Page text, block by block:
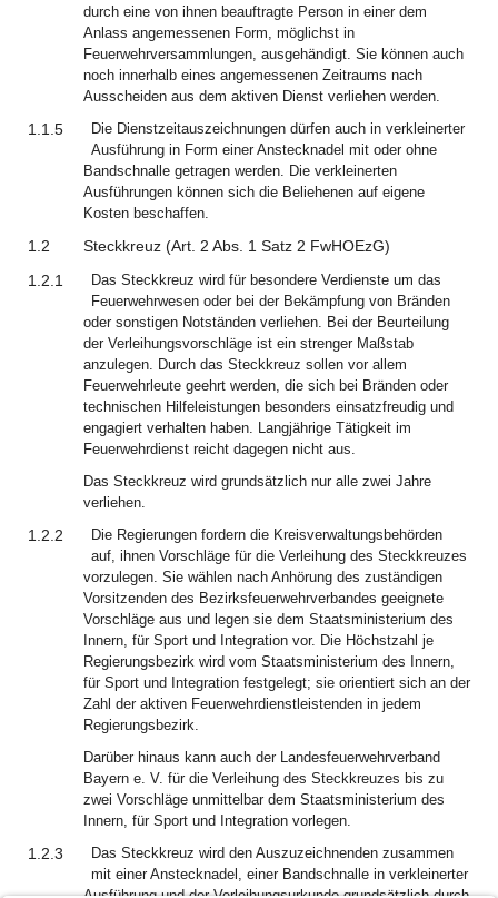
durch eine von ihnen beauftragte Person in einer dem
Anlass angemessenen Form, möglichst in
Feuerwehrversammlungen, ausgehändigt. Sie können auch
noch innerhalb eines angemessenen Zeitraums nach
Ausscheiden aus dem aktiven Dienst verliehen werden.
1.1.5
Die Dienstzeitauszeichnungen dürfen auch in verkleinerter
Ausführung in Form einer Anstecknadel mit oder ohne
Bandschnalle getragen werden. Die verkleinerten
Ausführungen können sich die Beliehenen auf eigene
Kosten beschaffen.
1.2 Steckkreuz (Art. 2 Abs. 1 Satz 2 FwHOEzG)
1.2.1
Das Steckkreuz wird für besondere Verdienste um das
Feuerwehrwesen oder bei der Bekämpfung von Bränden
oder sonstigen Notständen verliehen. Bei der Beurteilung
der Verleihungsvorschläge ist ein strenger Maßstab
anzulegen. Durch das Steckkreuz sollen vor allem
Feuerwehrleute geehrt werden, die sich bei Bränden oder
technischen Hilfeleistungen besonders einsatzfreudig und
engagiert verhalten haben. Langjährige Tätigkeit im
Feuerwehrdienst reicht dagegen nicht aus.
Das Steckkreuz wird grundsätzlich nur alle zwei Jahre
verliehen.
1.2.2
Die Regierungen fordern die Kreisverwaltungsbehörden
auf, ihnen Vorschläge für die Verleihung des Steckkreuzes
vorzulegen. Sie wählen nach Anhörung des zuständigen
Vorsitzenden des Bezirksfeuerwehrverbandes geeignete
Vorschläge aus und legen sie dem Staatsministerium des
Innern, für Sport und Integration vor. Die Höchstzahl je
Regierungsbezirk wird vom Staatsministerium des Innern,
für Sport und Integration festgelegt; sie orientiert sich an der
Zahl der aktiven Feuerwehrdienstleistenden in jedem
Regierungsbezirk.
Darüber hinaus kann auch der Landesfeuerwehrverband
Bayern e. V. für die Verleihung des Steckkreuzes bis zu
zwei Vorschläge unmittelbar dem Staatsministerium des
Innern, für Sport und Integration vorlegen.
1.2.3
Das Steckkreuz wird den Auszuzeichnenden zusammen
mit einer Anstecknadel, einer Bandschnalle in verkleinerter